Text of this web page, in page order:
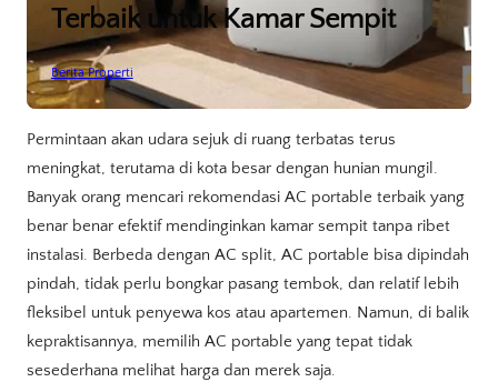
Terbaik untuk Kamar Sempit
Berita Properti
Permintaan akan udara sejuk di ruang terbatas terus
meningkat, terutama di kota besar dengan hunian mungil.
Banyak orang mencari rekomendasi AC portable terbaik yang
benar benar efektif mendinginkan kamar sempit tanpa ribet
instalasi. Berbeda dengan AC split, AC portable bisa dipindah
pindah, tidak perlu bongkar pasang tembok, dan relatif lebih
fleksibel untuk penyewa kos atau apartemen. Namun, di balik
kepraktisannya, memilih AC portable yang tepat tidak
sesederhana melihat harga dan merek saja.